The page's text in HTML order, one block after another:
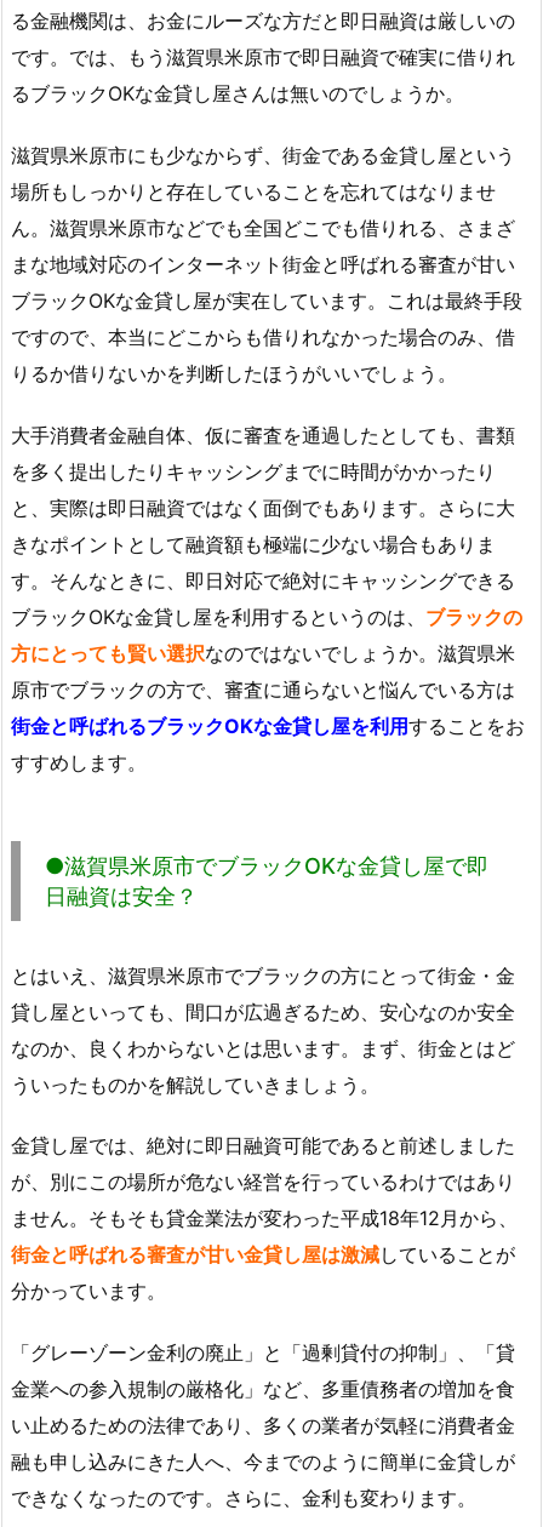
る金融機関は、お金にルーズな方だと即日融資は厳しいの
です。では、もう滋賀県米原市で即日融資で確実に借りれ
るブラックOKな金貸し屋さんは無いのでしょうか。
滋賀県米原市にも少なからず、街金である金貸し屋という
場所もしっかりと存在していることを忘れてはなりませ
ん。滋賀県米原市などでも全国どこでも借りれる、さまざ
まな地域対応のインターネット街金と呼ばれる審査が甘い
ブラックOKな金貸し屋が実在しています。これは最終手段
ですので、本当にどこからも借りれなかった場合のみ、借
りるか借りないかを判断したほうがいいでしょう。
大手消費者金融自体、仮に審査を通過したとしても、書類
を多く提出したりキャッシングまでに時間がかかったり
と、実際は即日融資ではなく面倒でもあります。さらに大
きなポイントとして融資額も極端に少ない場合もありま
す。そんなときに、即日対応で絶対にキャッシングできる
ブラックOKな金貸し屋を利用するというのは、 ブラックの
方にとっても賢い選択なのではないでしょうか。滋賀県米
原市でブラックの方で、審査に通らないと悩んでいる方は
街金と呼ばれるブラックOKな金貸し屋を利用することをお
すすめします。
●滋賀県米原市でブラックOKな金貸し屋で即
日融資は安全？
とはいえ、滋賀県米原市でブラックの方にとって街金・金
貸し屋といっても、間口が広過ぎるため、安心なのか安全
なのか、良くわからないとは思います。まず、街金とはど
ういったものかを解説していきましょう。
金貸し屋では、絶対に即日融資可能であると前述しました
が、別にこの場所が危ない経営を行っているわけではあり
ません。そもそも貸金業法が変わった平成18年12月から、
街金と呼ばれる審査が甘い金貸し屋は激減していることが
分かっています。
「グレーゾーン金利の廃止」と「過剰貸付の抑制」、「貸
金業への参入規制の厳格化」など、多重債務者の増加を食
い止めるための法律であり、多くの業者が気軽に消費者金
融も申し込みにきた人へ、今までのように簡単に金貸しが
できなくなったのです。さらに、金利も変わります。